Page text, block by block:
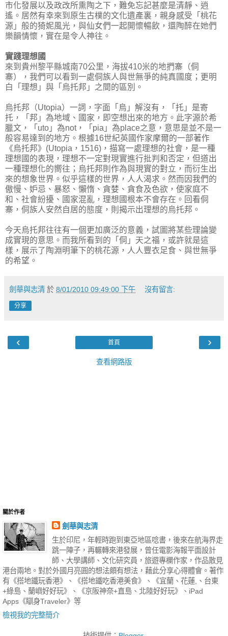
市化發展以及政改所熏陶之下，難免忘記甚麼是清靜、逍
遙。居然有幸來到原生古樸的文化遺產裏，親身感受「桃花
源」般的猗妮風光，與仙女們一起開懷暢飲，還陶醉在她們
樂韻情懷，實在是令人神往。
實踐理想國
來到貴州黎平縣城南70公里，海拔410米的地捫寨（侗
寨），我們可以看到一處侗族人與世無爭的純真國度；更明
白「理想」與「烏托邦」之間的區別。
烏托邦（Utopia）一詞，字面「烏」解沒有，「托」是寄
托，「邦」為地域、國家，即空想出來的地方。此字源於希
臘文，「uto」為not，「pia」為place之意，意思是並不是一
般容易達到的地方。根據16世紀英國作家摩爾的一部著作
《烏托邦》(Utopia，1516)，描寫一處理想的社會，是一種
理想國的表現，理想不一定對現實進行批判和否定，但道出
一種理想化的嚮往；烏托邦則作為與現實的對立，而衍生出
來的想象世界。似乎這樣的世界，人人渴求。然而因我們的
傲慢、妒忌、暴怒、懶惰、貪婪、貪食及色欲，使家庭不
和、社會紛擾、國家混亂，理想國根本不會存在。回看侗
寨，侗族人安然自居的態度，則揭示出理想的烏托邦。
今天烏托邦往往有一個更加廣泛的意義，試圖將某些理論變
成實現的意思。而我所看到的「侗」天之福，或許就是這
樣，展示了陶淵明筆下的桃花源，人人豐衣足食、與世無爭
的希望。
劍華與志清 於 8/01/2010 09:49:00 下午 沒有留言:
分享
‹ ›
首頁
查看網路版
關於作者
劍華與志清
生於印尼，年輕時跑到東亞地區唸書，後來在航海界走
跳一陣子，再輾轉來港發展，曾任電影海報平面設計
師、大學講師、文化研究員，旅遊專欄作家，作品散見
港台兩地。對於外國月亮圓的想法頗有想法，藉此分享心得體會。著作
有《搭地鐵玩香港》、《搭地鐵吃香港美食》、《宜蘭、花蓮,、台東
+綠島、蘭嶼好好玩》、《京阪神奈+直島、北陸好好玩》、iPad
Apps《瞓身Traveler》等
檢視我的完整簡介